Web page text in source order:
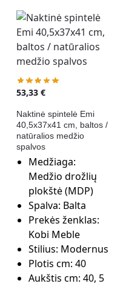
53,33€
Naktinė spintelė Emi
40,5x37x41 cm, baltos /
natūralios medžio
spalvos
Medžiaga:
Medžio drožlių
plokštė (MDP)
Spalva: Balta
Prekės ženklas:
Kobi Meble
Stilius: Modernus
Plotis cm:40
Aukštis cm:40, 5